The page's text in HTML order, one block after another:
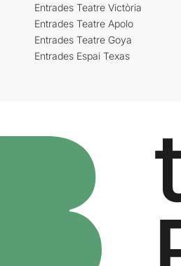
Entrades Teatre Victòria
Entrades Teatre Apolo
Entrades Teatre Goya
Entrades Espai Texas